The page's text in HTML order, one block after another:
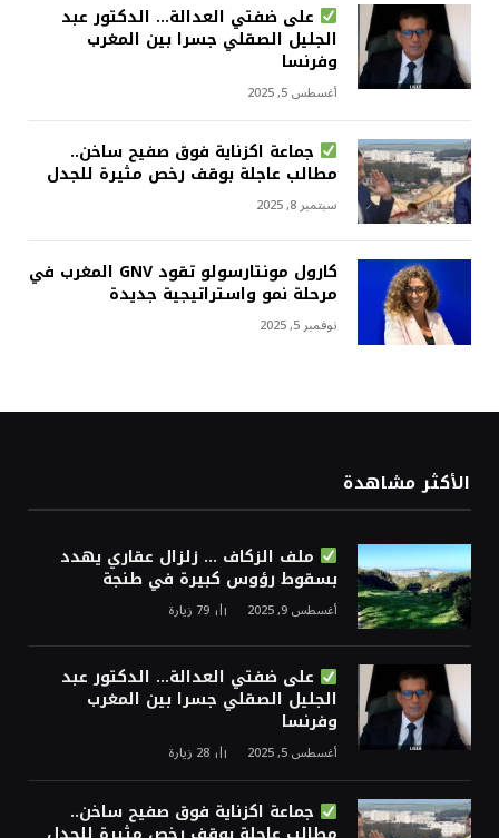
على ضفتي العدالة… الدكتور عبد
الجليل الصقلي جسرا بين المغرب
وفرنسا
أغسطس 5, 2025
جماعة اكزناية فوق صفيح ساخن..
مطالب عاجلة بوقف رخص مثيرة للجدل
سبتمبر 8, 2025
كارول مونتارسولو تقود GNV المغرب في
مرحلة نمو واستراتيجية جديدة
نوفمبر 5, 2025
الأكثر مشاهدة
ملف الزكاف … زلزال عقاري يهدد
بسقوط رؤوس كبيرة في طنجة
أغسطس 9, 2025 79 زيارة
على ضفتي العدالة… الدكتور عبد
الجليل الصقلي جسرا بين المغرب
وفرنسا
أغسطس 5, 2025 28 زيارة
جماعة اكزناية فوق صفيح ساخن..